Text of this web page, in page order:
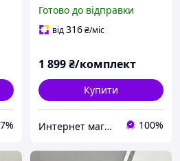
таблетка дорослих санки
крижаних для гірок кри
Готово до відправки
від316₴/міс
1 899₴/комплект
Купити
Интернет магазин Extrime.as 100%